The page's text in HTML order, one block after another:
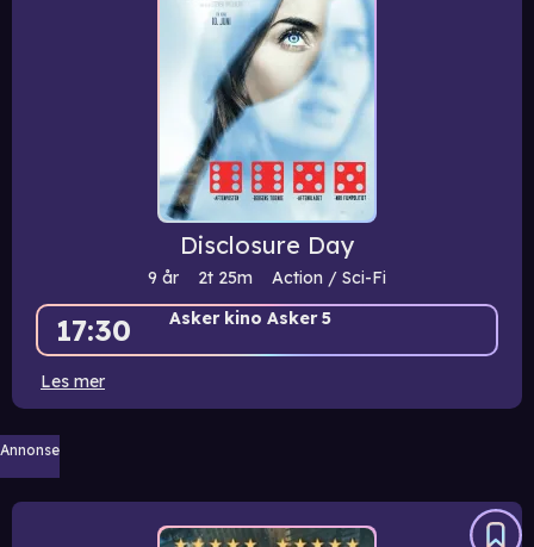
Disclosure Day
9 år 2t 25m Action / Sci-Fi
17:30 Asker kino Asker 5
Les mer
Annonse